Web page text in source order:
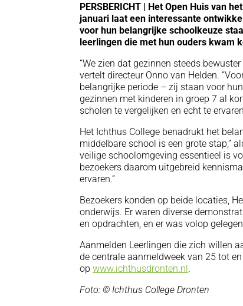
PERSBERICHT | Het Open Huis van
januari laat een interessante
voor hun belangrijke schoolkeuze
leerlingen die met hun ouders kwam
“We zien dat gezinnen steeds
vertelt directeur Onno van Helden.
belangrijke periode – zij staan voor
gezinnen met kinderen in groep 7 al
scholen te vergelijken en echt te
Het Ichthus College benadrukt het
middelbare school is een grote stap,”
veilige schoolomgeving essentieel is
bezoekers daarom uitgebreid
ervaren.”
Bezoekers konden op beide locaties,
onderwijs. Er waren diverse
en opdrachten, en er was volop
Aanmelden Leerlingen die zich willen
de centrale aanmeldweek van 25 tot
opwww.ichthusdronten.nl.
Foto: © Ichthus College Dronten